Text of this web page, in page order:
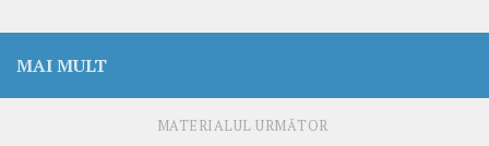
MAI MULT
MATERIALUL URMĂTOR